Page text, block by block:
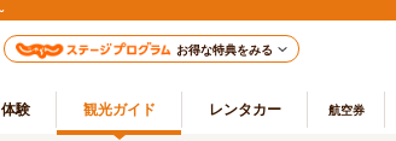
お得な特典をみる
験 観光ガイド レンタカー 航空券